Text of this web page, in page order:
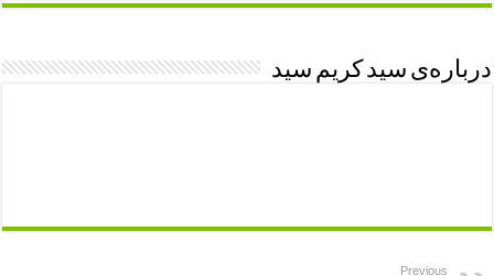
درباره‌ی سید کریم سید
Previous